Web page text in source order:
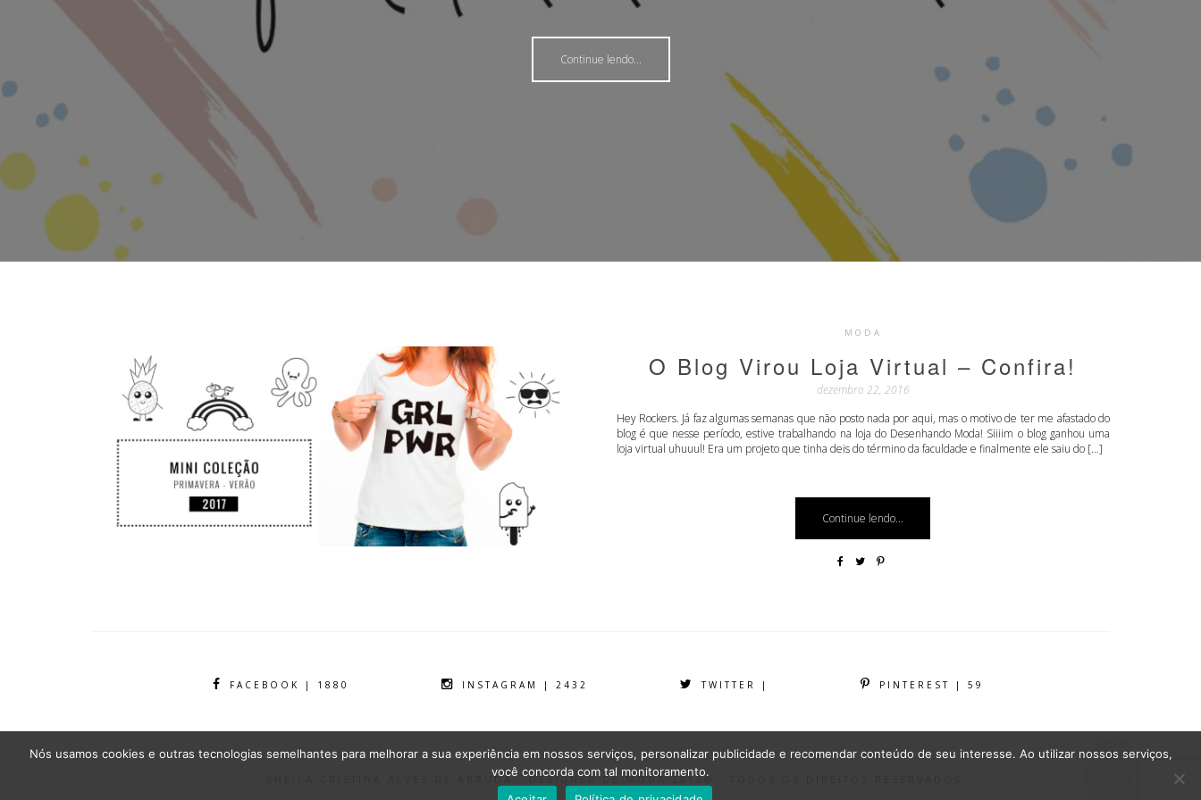
Continue lendo...
Continue lendo...
Continue lendo...
Continue lendo...
Continue lendo...
MODA
O Blog Virou Loja Virtual – Confira!
dezembro 22, 2016
Hey Rockers. Já faz algumas semanas que não posto nada por aqui, mas o motivo de ter me afastado do
blog é que nesse período, estive trabalhando na loja do Desenhando Moda! Siiiim o blog ganhou uma
loja virtual uhuuul! Era um projeto que tinha deis do término da faculdade e finalmente ele saiu do […]
Continue lendo...
FACEBOOK | 1880 INSTAGRAM | 2432 TWITTER | PINTEREST | 59
SHEILA CRISTINA ALVES DE ARRUDA - DESIGNER DE MODA 2016® - TODOS OS DIREITOS RESERVADOS
Nós usamos cookies e outras tecnologias semelhantes para melhorar a sua experiência em nossos serviços, personalizar publicidade e recomendar conteúdo de seu interesse. Ao utilizar nossos serviços,
você concorda com tal monitoramento.